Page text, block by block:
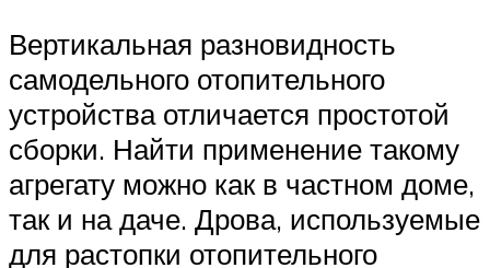
Вертикальная разновидность
самодельного отопительного
устройства отличается простотой
сборки. Найти применение такому
агрегату можно как в частном доме,
так и на даче. Дрова, используемые
для растопки отопительного